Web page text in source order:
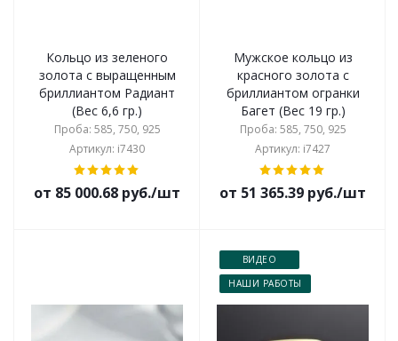
Кольцо из зеленого
золота с выращенным
бриллиантом Радиант
(Вес 6,6 гр.)
Проба: 585, 750, 925
Артикул: i7430
от 85 000.68 руб./шт
Мужское кольцо из
красного золота с
бриллиантом огранки
Багет (Вес 19 гр.)
Проба: 585, 750, 925
Артикул: i7427
от 51 365.39 руб./шт
ВИДЕО
НАШИ РАБОТЫ